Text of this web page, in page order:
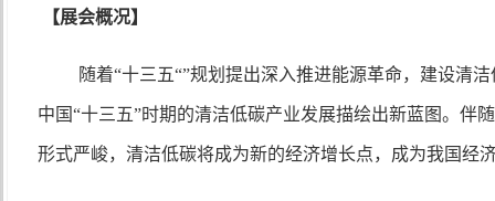
【展会概况】
随着“十三五“”规划提出深入推进能源革命，建设清
中国“十三五”时期的清洁低碳产业发展描绘出新蓝图。伴
形式严峻，清洁低碳将成为新的经济增长点，成为我国经